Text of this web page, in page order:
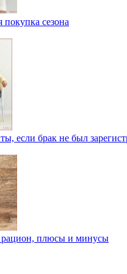
сезона
если брак не был
рацион, плюсы и минусы